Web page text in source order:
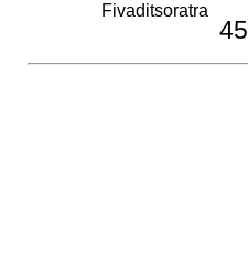
Fivaditsoratra
45